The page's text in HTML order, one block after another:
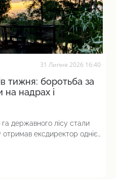
31 Липня 2026 16:40
тижня: боротьба за
на надрах і
га державного лісу стали
ексдиректор однієї